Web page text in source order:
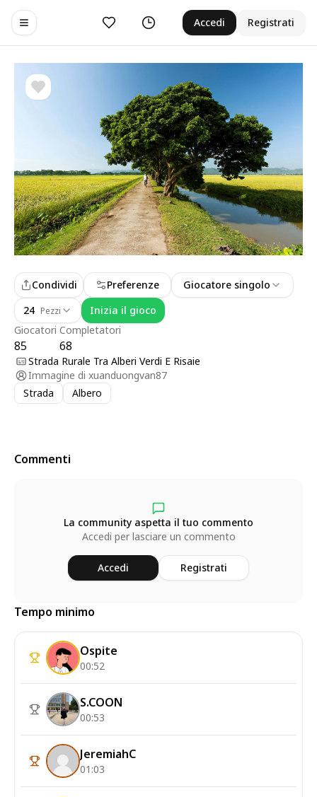
Toggle navigation menu
Preferiti Cronologia Accedi Registrati
Giocatori
85
Completatori
68
Condividi Preferenze
Giocatore singolo
24 Pezzi Inizia il gioco
Strada Rurale Tra Alberi Verdi E Risaie
Immagine di xuanduongvan87
Strada
Albero
Commenti
La community aspetta il tuo commento
Accedi per lasciare un commento
Accedi Registrati
Tempo minimo
Ospite
00:52
S.COON
00:53
JeremiahC
01:03